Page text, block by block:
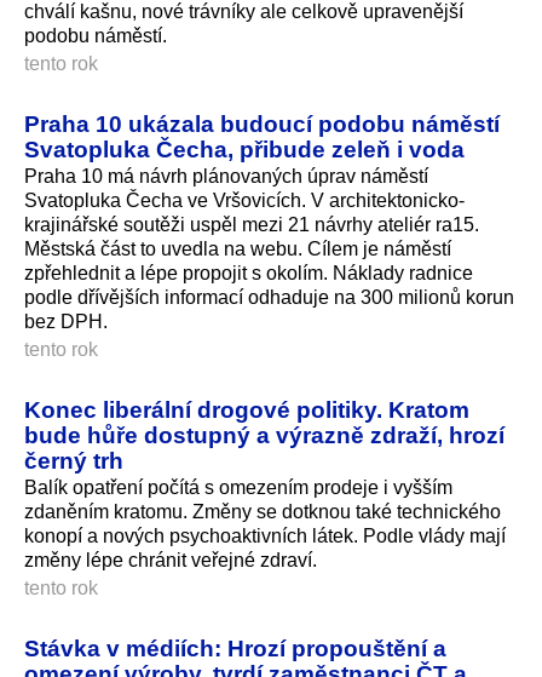
chválí kašnu, nové trávníky ale celkově upravenější
podobu náměstí.
tento rok
Praha 10 ukázala budoucí podobu náměstí
Svatopluka Čecha, přibude zeleň i voda
Praha 10 má návrh plánovaných úprav náměstí
Svatopluka Čecha ve Vršovicích. V architektonicko-
krajinářské soutěži uspěl mezi 21 návrhy ateliér ra15.
Městská část to uvedla na webu. Cílem je náměstí
zpřehlednit a lépe propojit s okolím. Náklady radnice
podle dřívějších informací odhaduje na 300 milionů korun
bez DPH.
tento rok
Konec liberální drogové politiky. Kratom
bude hůře dostupný a výrazně zdraží, hrozí
černý trh
Balík opatření počítá s omezením prodeje i vyšším
zdaněním kratomu. Změny se dotknou také technického
konopí a nových psychoaktivních látek. Podle vlády mají
změny lépe chránit veřejné zdraví.
tento rok
Stávka v médiích: Hrozí propouštění a